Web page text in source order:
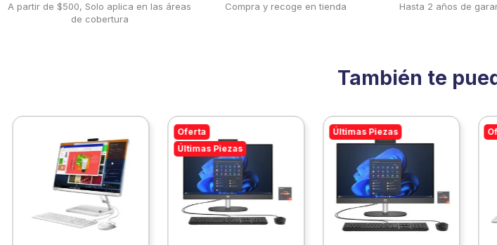
A partir de $500, Solo aplica en las áreas
de cobertura
Compra y recoge en tienda Hasta 2 años de
También te
Oferta
Últimas Piezas
Últimas Piezas